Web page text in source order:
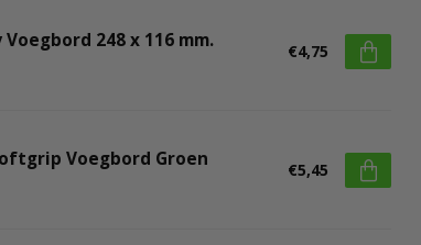
Voegbord 248 x 116 mm. €4,75
Voegbord Groen €5,45